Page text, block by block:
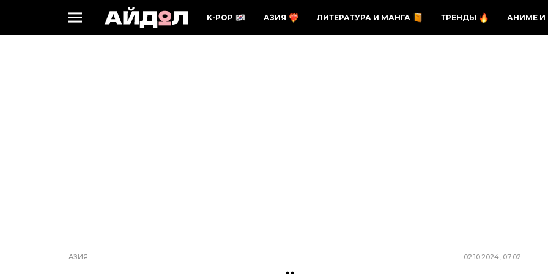
K-POP АЗИЯ ЛИТЕРАТУРА И МАНГА ТРЕНДЫ АНИМЕ И
АЗИЯ 02.10.2024, 07:02